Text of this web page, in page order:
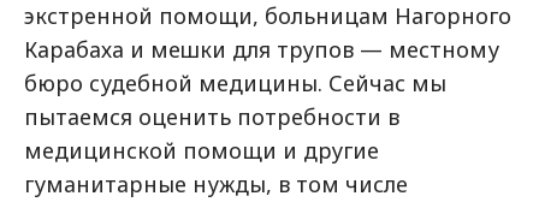
экстренной помощи, больницам Нагорного
Карабаха и мешки для трупов — местному
бюро судебной медицины. Сейчас мы
пытаемся оценить потребности в
медицинской помощи и другие
гуманитарные нужды, в том числе